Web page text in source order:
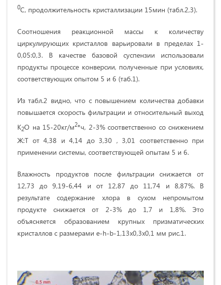
0С, продолжительность кристаллизации 15мин (табл.2,3).
Соотношения реакционной массы к количеству
циркулирующих кристаллов варьировали в пределах 1-
0,05:0,3. В качестве базовой суспензии использовали
продукты процессе конверсии, полученные при условиях,
соответствующих опытом 5 и 6 (таб.1).
Из табл.2 видно, что с повышением количества добавки
повышается скорость фильтрации и относительный выход
К2О на 15-20кг/м2*ч, 2-3% соответственно со снижением
Ж:Т от 4,38 и 4,14 до 3,30 , 3,01 соответственно при
применении системы, соответствующей опытам 5 и 6.
Влажность продуктов после фильтрации снижается от
12,73 до 9,19-6,44 и от 12,87 до 11,74 и 8,87%. В
результате содержание хлора в сухом непромытом
продукте снижается от 2-3% до 1,7 и 1,8%. Это
объясняется образованием крупных призматических
кристаллов с размерами e-h-b-1,13х0,3х0,1 мм рис.1.